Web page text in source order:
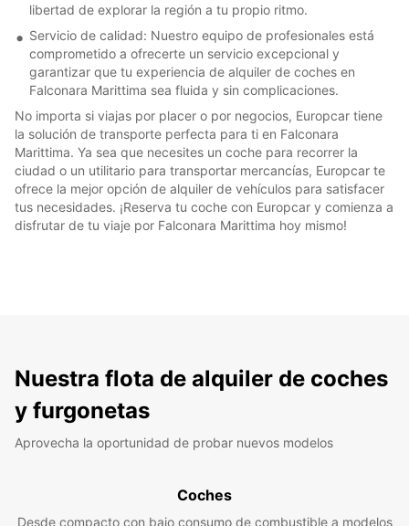
libertad de explorar la región a tu propio ritmo.
Servicio de calidad: Nuestro equipo de profesionales está
comprometido a ofrecerte un servicio excepcional y
garantizar que tu experiencia de alquiler de coches en
Falconara Marittima sea fluida y sin complicaciones.
No importa si viajas por placer o por negocios, Europcar tiene
la solución de transporte perfecta para ti en Falconara
Marittima. Ya sea que necesites un coche para recorrer la
ciudad o un utilitario para transportar mercancías, Europcar te
ofrece la mejor opción de alquiler de vehículos para satisfacer
tus necesidades. ¡Reserva tu coche con Europcar y comienza a
disfrutar de tu viaje por Falconara Marittima hoy mismo!
Nuestra flota de alquiler de coches
y furgonetas
Aprovecha la oportunidad de probar nuevos modelos
Coches
Desde compacto con bajo consumo de combustible a modelos